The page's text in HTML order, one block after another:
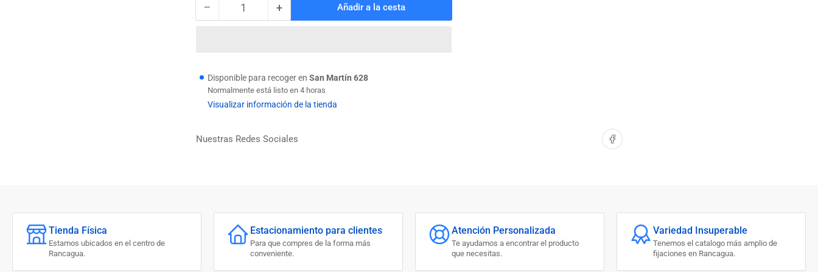
− Reducir
4.5
CM
F3C
Cantidad +Aumentar
4.5
CM
F3C
Añadir a la cesta
Disponible para recoger en San Martín 628
Normalmente está listo en 4 horas
Visualizar información de la tienda
Nuestras Redes Sociales Compartir en Facebook
Tienda Física
Estamos ubicados en el centro de
Rancagua.
Estacionamiento para clientes
Para que compres de la forma más
conveniente.
Atención Personalizada
Te ayudamos a encontrar el producto
que necesitas.
Variedad Insuperable
Tenemos el catalogo más amplio de
fijaciones en Rancagua.